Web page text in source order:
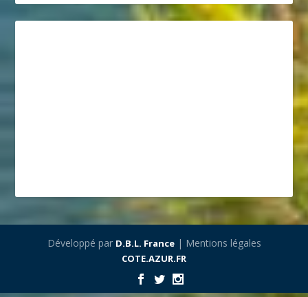
Développé par D.B.L. France| Mentions légales
COTE.AZUR.FR